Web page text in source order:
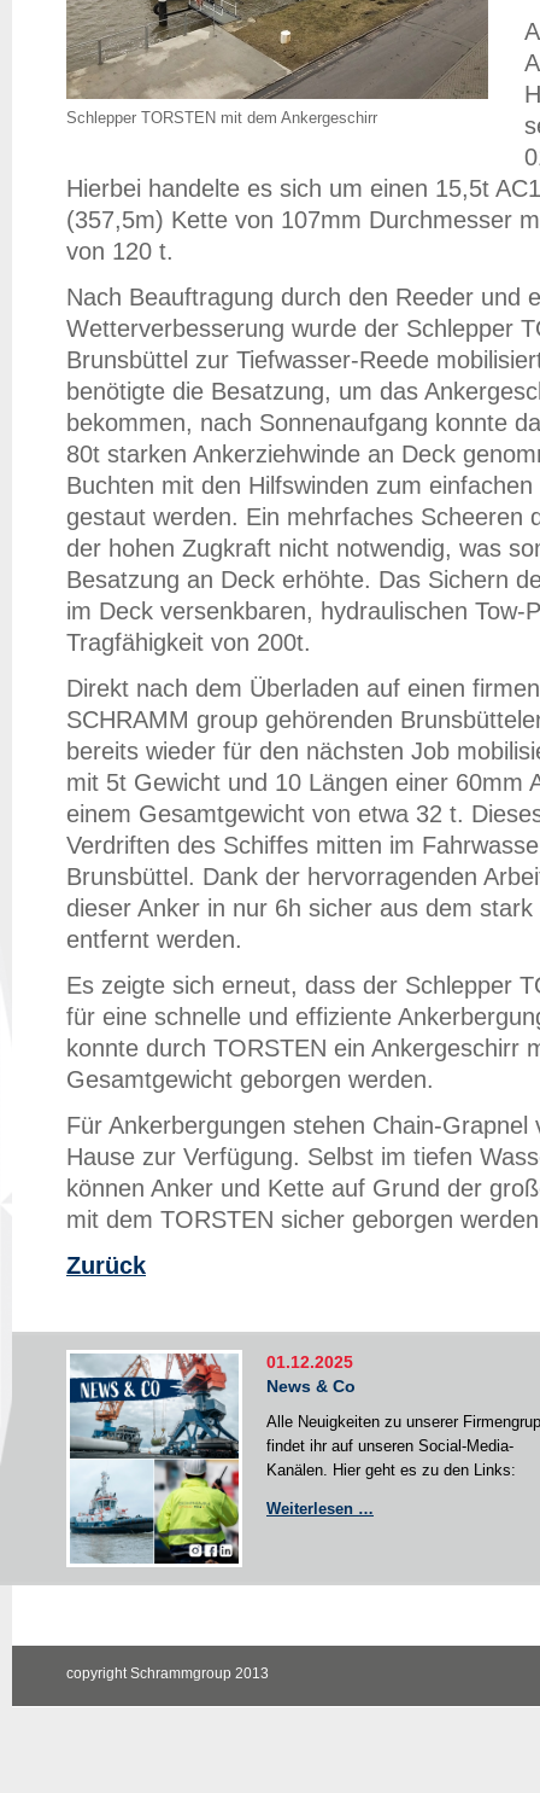
Schlepper TORSTEN mit dem Ankergeschirr
Hierbei handelte es sich um einen 15,5t
(357,5m) Kette von 107mm Durchmesser
von 120 t.
Nach Beauftragung durch den Reeder und
Wetterverbesserung wurde der Schlepper
Brunsbüttel zur Tiefwasser-Reede
benötigte die Besatzung, um das
bekommen, nach Sonnenaufgang konnte
80t starken Ankerziehwinde an Deck
Buchten mit den Hilfswinden zum
gestaut werden. Ein mehrfaches Scheeren
der hohen Zugkraft nicht notwendig, was
Besatzung an Deck erhöhte. Das Sichern
im Deck versenkbaren, hydraulischen Tow-
Tragfähigkeit von 200t.
Direkt nach dem Überladen auf einen
SCHRAMM group gehörenden
bereits wieder für den nächsten Job
mit 5t Gewicht und 10 Längen einer 60mm
einem Gesamtgewicht von etwa 32 t.
Verdriften des Schiffes mitten im
Brunsbüttel. Dank der hervorragenden
dieser Anker in nur 6h sicher aus dem
entfernt werden.
Es zeigte sich erneut, dass der Schlepper
für eine schnelle und effiziente
konnte durch TORSTEN ein Ankergeschirr
Gesamtgewicht geborgen werden.
Für Ankerbergungen stehen Chain-
Hause zur Verfügung. Selbst im tiefen
können Anker und Kette auf Grund der
mit dem TORSTEN sicher geborgen
Zurück
01.12.2025
News & Co
Alle Neuigkeiten zu unserer
findet ihr auf unseren Social-Media-
Kanälen. Hier geht es zu den Links:
Weiterlesen …
copyright Schrammgroup 2013